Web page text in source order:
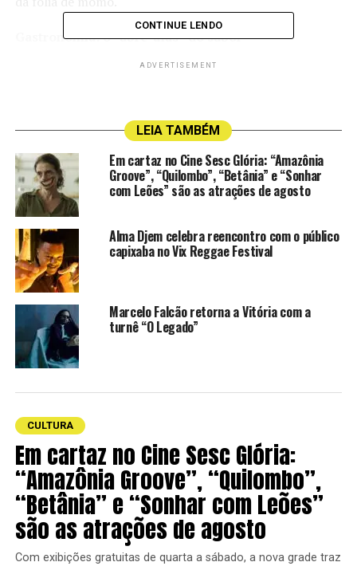
Gastronomia: o “abre-alas” do sabor
No Santo Boteco, a gastronomia é a grande
viagem pelos sabores que fazem de Santa Teresa uma
massas produzidas pelas autênticas nonas italianas até o
melhor da comida de boteco.
O cardápio celebra o clássico trio italiano — polenta,
queijos e linguiças artesanais —, que divide espaço com
opções como torresmo de rolo, porções variadas,
polenta frita crocante e bolinhos preparados com
receitas tradicionais. A experiência se completa com
cachaças premiadas da região e cervejas artesanais que
são referência no agroturismo capixaba.
Música e tradição para todas as idades
encontro de gerações. Na Praça da Cultura, o destaque
são as marchinhas, o samba e o chorinho, resgatando a
essência da festa popular. Já na famosa Rua do Lazer, o
público vai curtir apresentações de rock nacional e MPB.
CONTINUE LENDO
ADVERTISEMENT
LEIA TAMBÉM
Em cartaz no Cine Sesc Glória: “Amazônia
Groove”, “Quilombo”, “Betânia” e “Sonhar
com Leões” são as atrações de agosto
Alma Djem celebra reencontro com o público
capixaba no Vix Reggae Festival
Marcelo Falcão retorna a Vitória com a
turnê “O Legado”
CULTURA
Em cartaz no Cine Sesc Glória:
“Amazônia Groove”, “Quilombo”,
“Betânia” e “Sonhar com Leões”
são as atrações de agosto
Com exibições gratuitas de quarta a sábado, a nova grade traz